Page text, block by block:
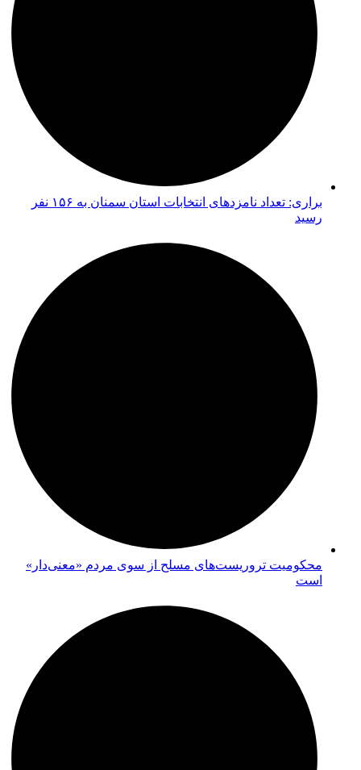
براری: تعداد نامزدهای انتخابات استان سمنان به ۱۵۶ نفر
رسید
محکومیت تروریست‌های مسلح از سوی مردم «معنی‌دار»
است